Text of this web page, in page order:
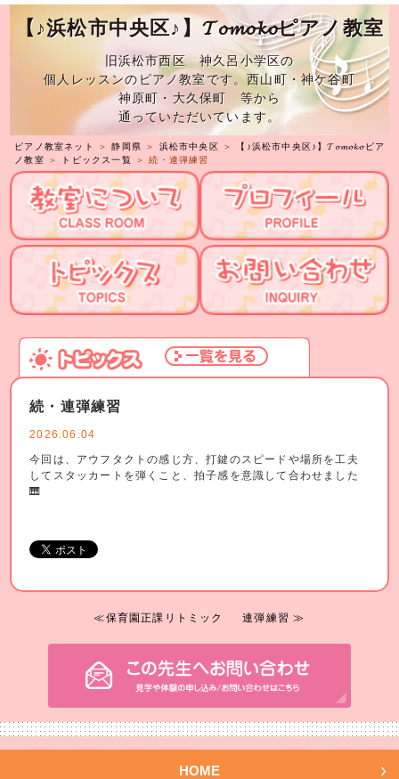
【♪浜松市中央区♪】𝓣𝓸𝓶𝓸𝓴𝓸ピアノ教室
旧浜松市西区 神久呂小学区の
個人レッスンのピアノ教室です。西山町・神ケ谷町
神原町・大久保町 等から
通っていただいています。
ピアノ教室ネット ＞静岡県 ＞ 浜松市中央区 ＞
【♪浜松市中央区♪】𝓣𝓸𝓶𝓸𝓴𝓸ピア
ノ教室 ＞ トピックス一覧 ＞ 続・連弾練習
続・連弾練習
2026.06.04
今回は、アウフタクトの感じ方、打鍵のスピードや場所を工夫
してスタッカートを弾くこと、拍子感を意識して合わせました
🎹
≪保育園正課リトミック 連弾練習 ≫
HOME